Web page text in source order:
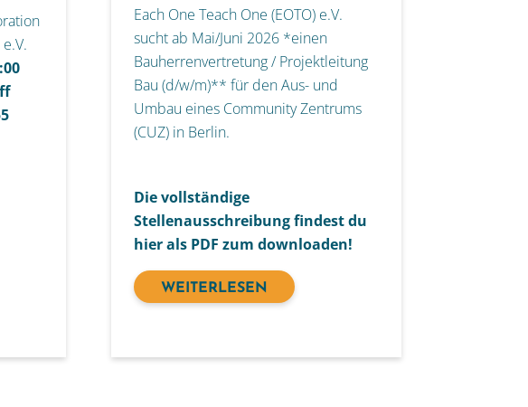
Each One Teach One (EOTO) e.V.
sucht ab Mai/Juni 2026 *einen
Bauherrenvertretung / Projektleitung
Bau (d/w/m)** für den Aus- und
Umbau eines Community Zentrums
(CUZ) in Berlin.
Die vollständige
Stellenausschreibung findest du
hier als PDF zum downloaden!
WEITERLESEN